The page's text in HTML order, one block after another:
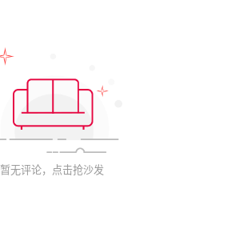
暂无评论，点击抢沙发